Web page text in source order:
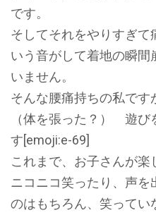
です。
そしてそれをやりすぎて
いう音がして着地の瞬間
いません。
そんな腰痛持ちの私で
（体を張った？） 遊び
す[emoji:e-69]
これまで、お子さんが楽
ニコニコ笑ったり、声を
のはもちろん、笑ってい